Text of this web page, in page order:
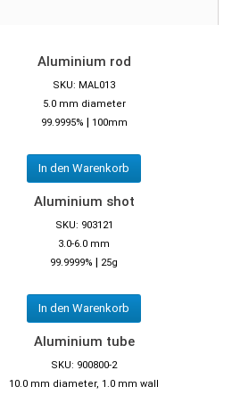
Aluminium rod
SKU: MAL013
5.0 mm diameter
99.9995% | 100mm
In den Warenkorb
Aluminium shot
SKU: 903121
3.0-6.0 mm
99.9999% | 25g
In den Warenkorb
Aluminium tube
SKU: 900800-2
10.0 mm diameter, 1.0 mm wall